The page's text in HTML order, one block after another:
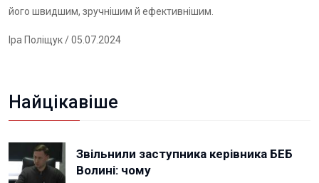
його швидшим, зручнішим й ефективнішим.
Іра Поліщук/ 05.07.2024
Найцікавіше
Звільнили заступника керівника БЕБ
Волині: чому